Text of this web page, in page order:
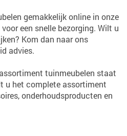
gemakkelijk online in onze
een snelle bezorging. Wilt u
Kom dan naar ons
advies.
tuinmeubelen staat
u het complete assortiment
onderhoudsproducten en